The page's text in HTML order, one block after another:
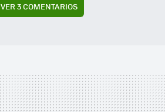
VER3 COMENTARIOS